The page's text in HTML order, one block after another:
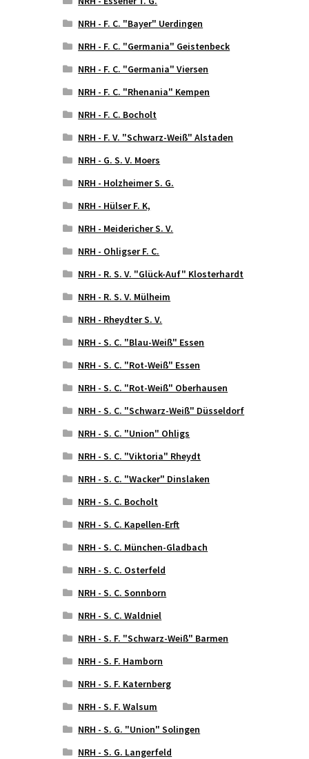
NRH - F. C. "Bayer" Uerdingen
NRH - F. C. "Germania" Geistenbeck
NRH - F. C. "Germania" Viersen
NRH - F. C. "Rhenania" Kempen
NRH - F. C. Bocholt
NRH - F. V. "Schwarz-Weiß" Alstaden
NRH - G. S. V. Moers
NRH - Holzheimer S. G.
NRH - Hülser F. K,
NRH - Meidericher S. V.
NRH - Ohligser F. C.
NRH - R. S. V. "Glück-Auf" Klosterhardt
NRH - R. S. V. Mülheim
NRH - Rheydter S. V.
NRH - S. C. "Blau-Weiß" Essen
NRH - S. C. "Rot-Weiß" Essen
NRH - S. C. "Rot-Weiß" Oberhausen
NRH - S. C. "Schwarz-Weiß" Düsseldorf
NRH - S. C. "Union" Ohligs
NRH - S. C. "Viktoria" Rheydt
NRH - S. C. "Wacker" Dinslaken
NRH - S. C. Bocholt
NRH - S. C. Kapellen-Erft
NRH - S. C. München-Gladbach
NRH - S. C. Osterfeld
NRH - S. C. Sonnborn
NRH - S. C. Waldniel
NRH - S. F. "Schwarz-Weiß" Barmen
NRH - S. F. Hamborn
NRH - S. F. Katernberg
NRH - S. F. Walsum
NRH - S. G. "Union" Solingen
NRH - S. G. Langerfeld